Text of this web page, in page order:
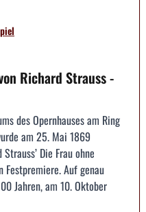
Richard Strauss -
des Opernhauses am Ring
am 25. Mai 1869
Die Frau ohne
Auf genau
Jahren, am 10. Oktober